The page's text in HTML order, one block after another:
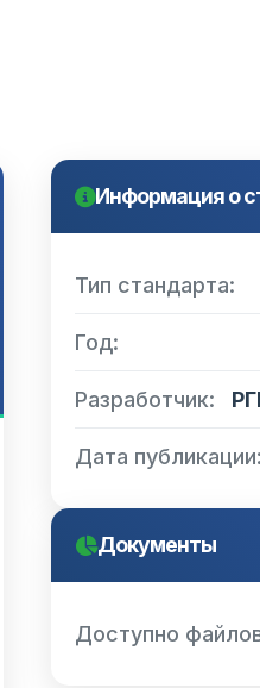
Информация о
Тип стандарта:
Год:
Разработчик:
Дата публикации:
Документы
Доступно